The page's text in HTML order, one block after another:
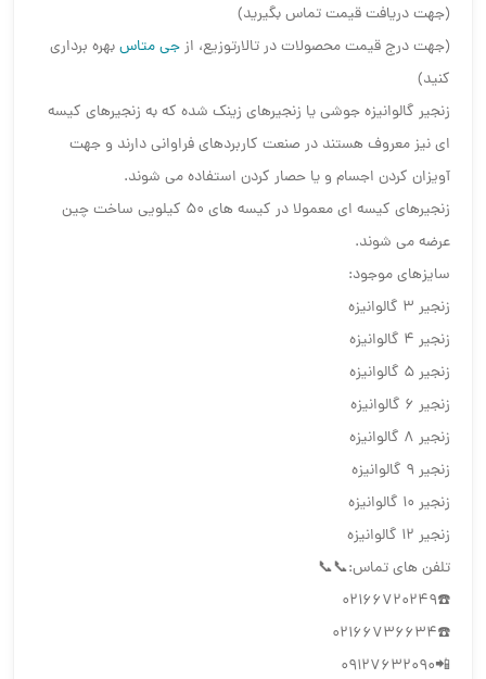
(جهت دریافت قیمت تماس بگیرید)
(جهت درج قیمت محصولات در تالارتوزیع، ازجی متاسبهره برداری
کنید)
زنجیر گالوانیزه جوشی یا زنجیرهای زینک شده که به زنجیرهای کیسه
ای نیز معروف هستند در صنعت کاربردهای فراوانی دارند و جهت
آویزان کردن اجسام و یا حصار کردن استفاده می شوند.
زنجیرهای کیسه ای معمولا در کیسه های ۵۰ کیلویی ساخت چین
عرضه می شوند.
سایزهای موجود:
زنجیر ۳ گالوانیزه
زنجیر ۴ گالوانیزه
زنجیر ۵ گالوانیزه
زنجیر ۶ گالوانیزه
زنجیر ۸ گالوانیزه
زنجیر ۹ گالوانیزه
زنجیر ۱۰ گالوانیزه
زنجیر ۱۲ گالوانیزه
تلفن های تماس:📞📞
☎️02166720249
☎️02166736634
📲09127632090